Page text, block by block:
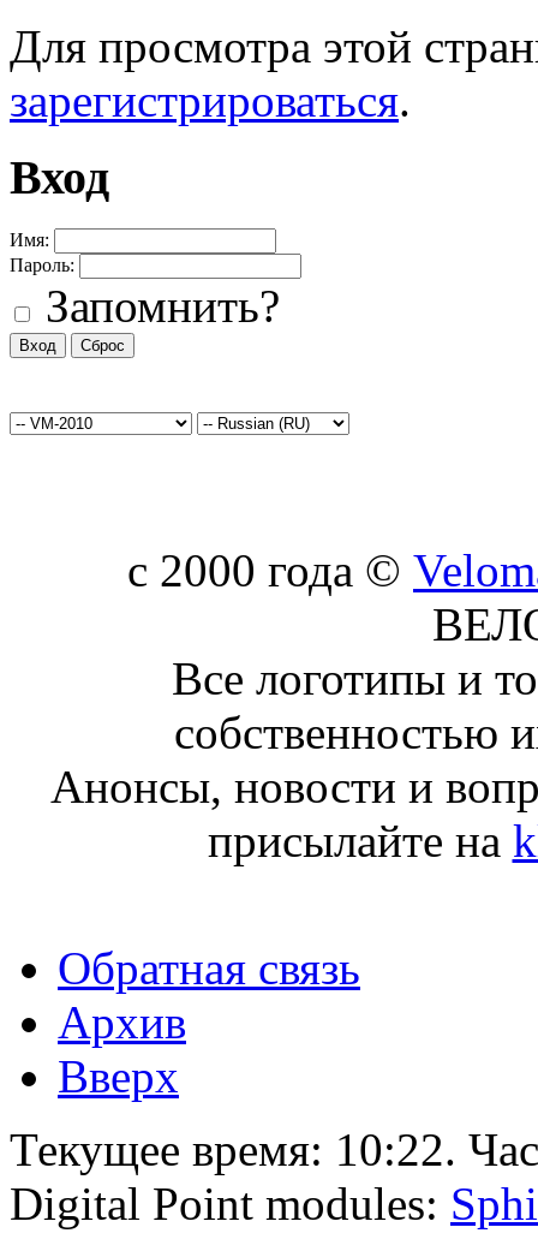
Для просмотра этой
зарегистрироваться.
Вход
Имя:
Пароль:
Запомнить?
c 2000 года ©
Все логотипы и
собственностью
Анонсы, новости и
присылайте на
Обратная связь
Архив
Вверх
Текущее время: 10:22.
Digital Point modules: